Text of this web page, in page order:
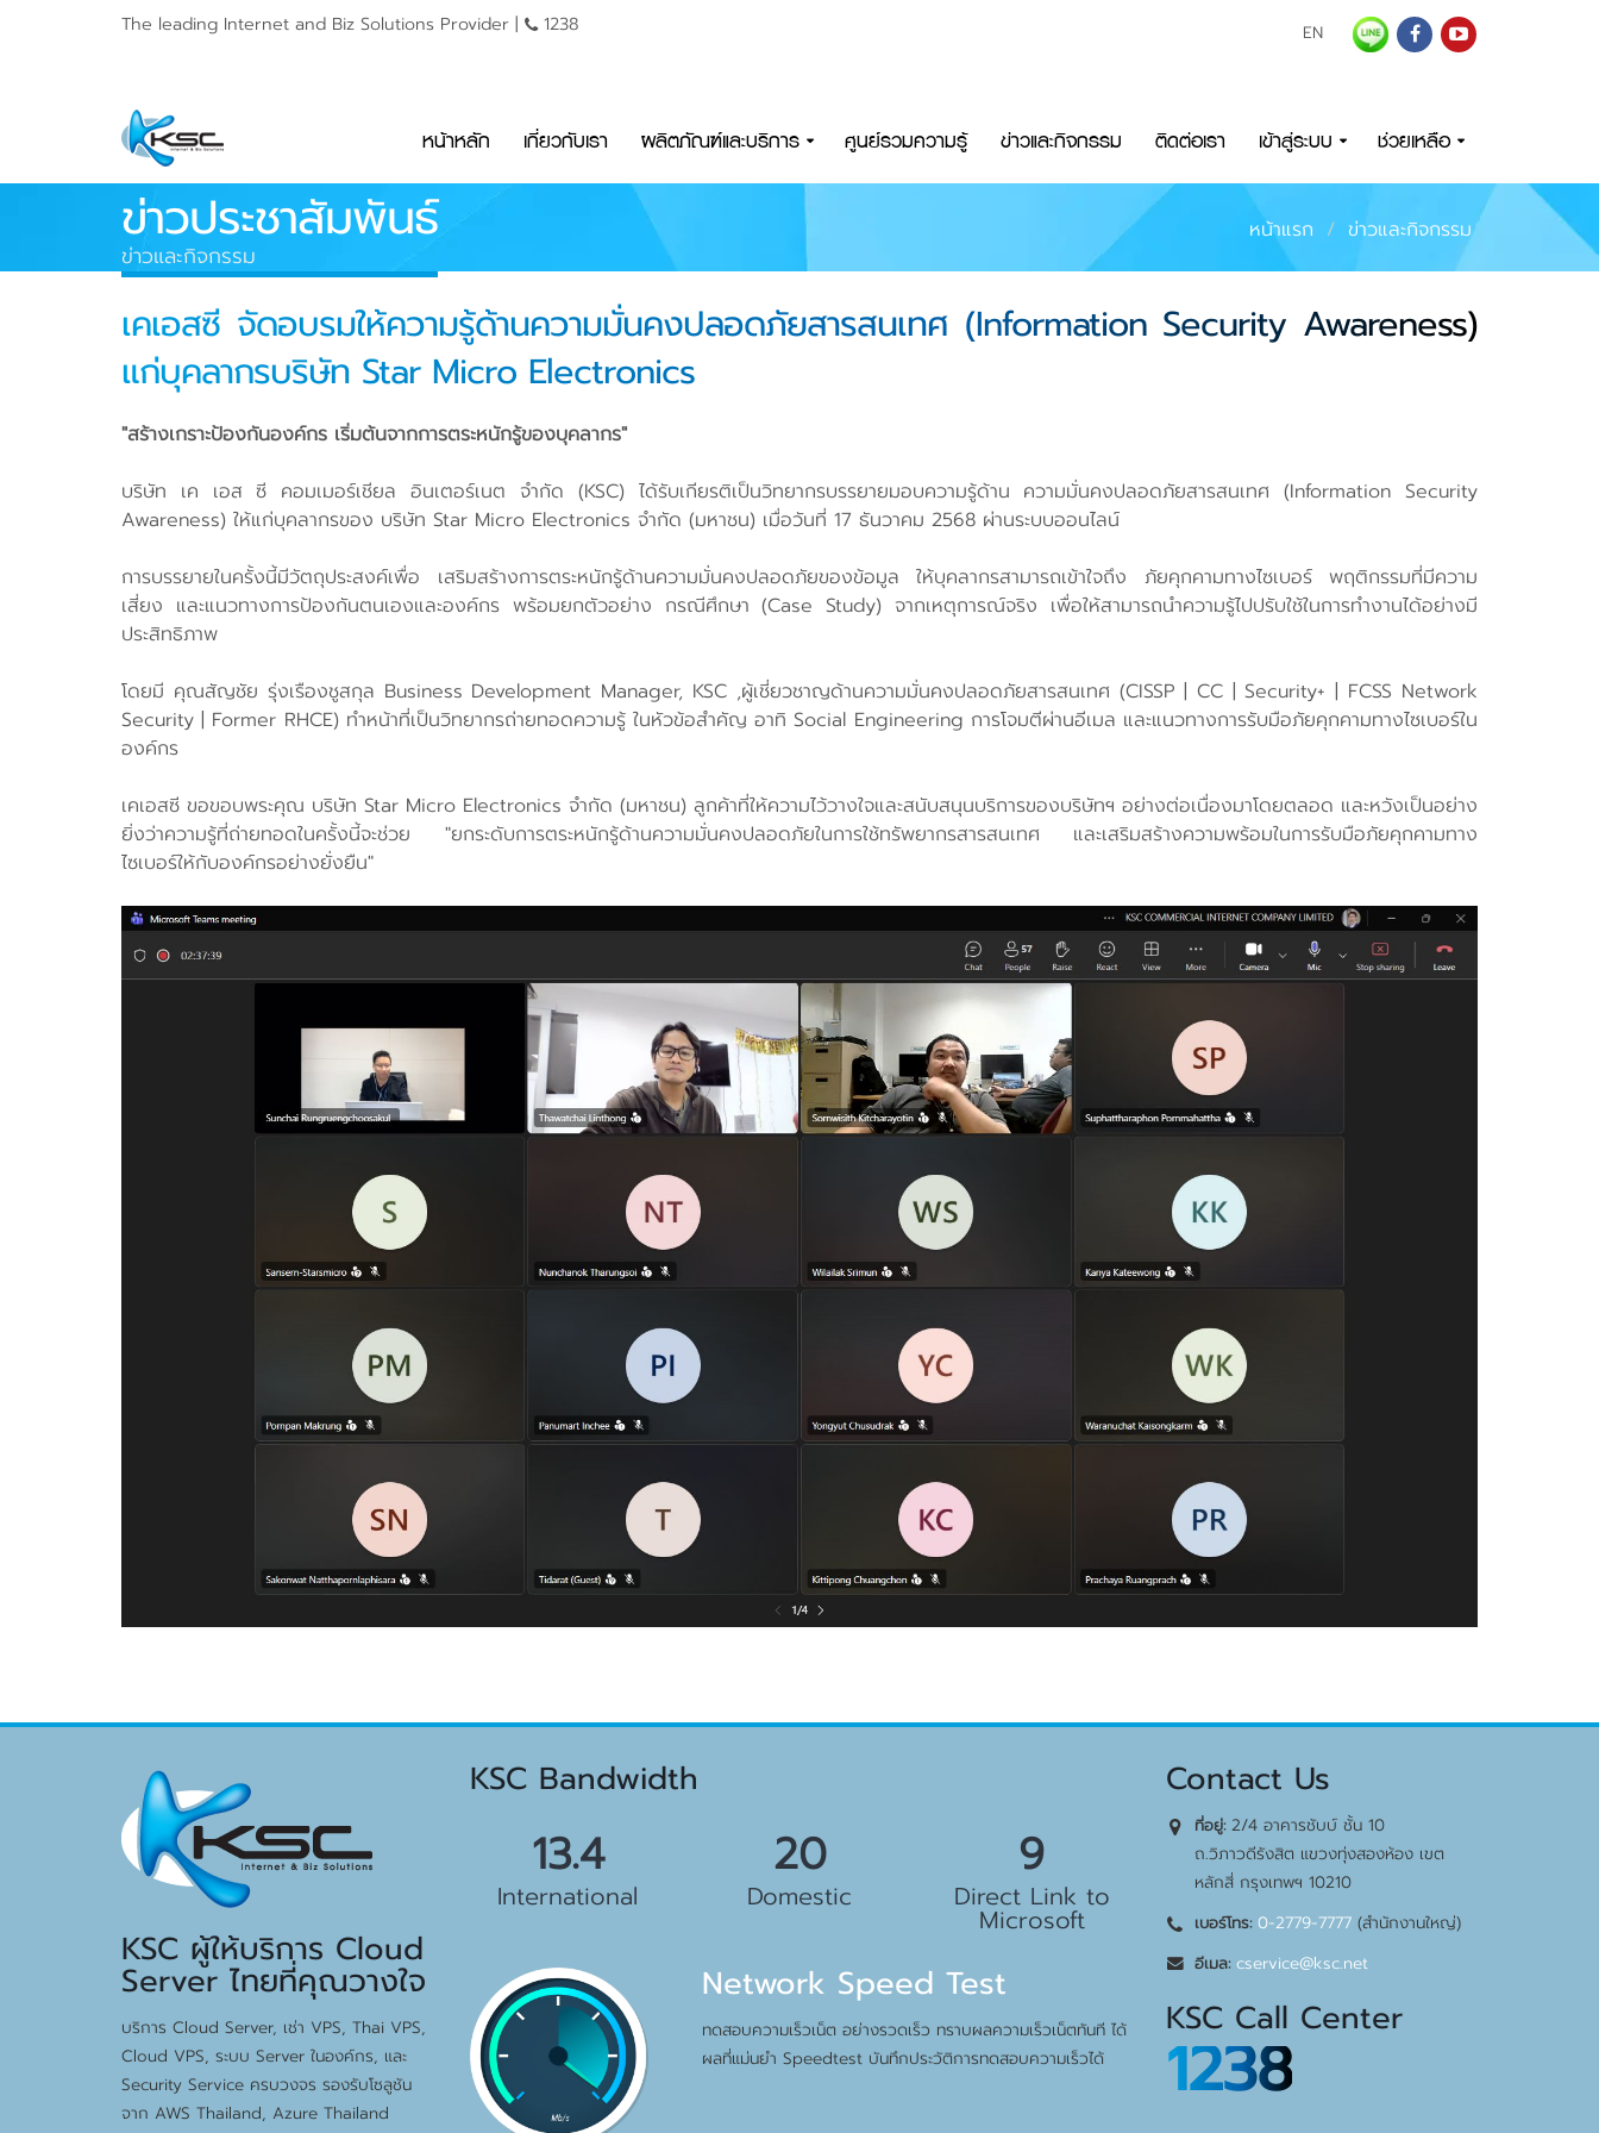
The leading Internet and Biz Solutions Provider | 1238 EN
หน้าหลัก เกี่ยวกับเรา ผลิตภัณฑ์และบริการ ศูนย์รวมความรู้ ข่าวและกิจกรรม ติดต่อเรา เข้าสู่ระบบ ช่วยเหลือ
ข่าวประชาสัมพันธ์
ข่าวและกิจกรรม
หน้าแรก ข่าวและกิจกรรม
เคเอสซี จัดอบรมให้ความรู้ด้านความมั่นคงปลอดภัยสารสนเทศ (Information Security Awareness)
แก่บุคลากรบริษัท Star Micro Electronics
"สร้างเกราะป้องกันองค์กร เริ่มต้นจากการตระหนักรู้ของบุคลากร"
บริษัท เค เอส ซี คอมเมอร์เชียล อินเตอร์เนต จำกัด (KSC) ได้รับเกียรติเป็นวิทยากรบรรยายมอบความรู้ด้าน ความมั่นคงปลอดภัยสารสนเทศ (Information Security
Awareness) ให้แก่บุคลากรของ บริษัท Star Micro Electronics จำกัด (มหาชน) เมื่อวันที่ 17 ธันวาคม 2568 ผ่านระบบออนไลน์
การบรรยายในครั้งนี้มีวัตถุประสงค์เพื่อ เสริมสร้างการตระหนักรู้ด้านความมั่นคงปลอดภัยของข้อมูล ให้บุคลากรสามารถเข้าใจถึง ภัยคุกคามทางไซเบอร์ พฤติกรรมที่มีความ
เสี่ยง และแนวทางการป้องกันตนเองและองค์กร พร้อมยกตัวอย่าง กรณีศึกษา (Case Study) จากเหตุการณ์จริง เพื่อให้สามารถนำความรู้ไปปรับใช้ในการทำงานได้อย่างมี
ประสิทธิภาพ
โดยมี คุณสัญชัย รุ่งเรืองชูสกุล Business Development Manager, KSC ,ผู้เชี่ยวชาญด้านความมั่นคงปลอดภัยสารสนเทศ (CISSP | CC | Security+ | FCSS Network
Security | Former RHCE) ทำหน้าที่เป็นวิทยากรถ่ายทอดความรู้ ในหัวข้อสำคัญ อาทิ Social Engineering การโจมตีผ่านอีเมล และแนวทางการรับมือภัยคุกคามทางไซเบอร์ใน
องค์กร
เคเอสซี ขอขอบพระคุณ บริษัท Star Micro Electronics จำกัด (มหาชน) ลูกค้าที่ให้ความไว้วางใจและสนับสนุนบริการของบริษัทฯ อย่างต่อเนื่องมาโดยตลอด และหวังเป็นอย่าง
ยิ่งว่าความรู้ที่ถ่ายทอดในครั้งนี้จะช่วย "ยกระดับการตระหนักรู้ด้านความมั่นคงปลอดภัยในการใช้ทรัพยากรสารสนเทศ และเสริมสร้างความพร้อมในการรับมือภัยคุกคามทาง
ไซเบอร์ให้กับองค์กรอย่างยั่งยืน"
KSC ผู้ให้บริการ Cloud
Server ไทยที่คุณวางใจ
บริการ Cloud Server, เช่า VPS, Thai VPS,
Cloud VPS, ระบบ Server ในองค์กร, และ
Security Service ครบวงจร รองรับโซลูชัน
จาก AWS Thailand, Azure Thailand
KSC Bandwidth
15.5 Gbps
International
23 Gbps
Domestic
10 Gbps
Direct Link to
Microsoft
Network Speed Test
ทดสอบความเร็วเน็ต อย่างรวดเร็ว ทราบผลความเร็วเน็ตทันที ได้
ผลที่แม่นยำ Speedtest บันทึกประวัติการทดสอบความเร็วได้
Contact Us
ที่อยู่:2/4 อาคารชับบ์ ชั้น 10
ถ.วิภาวดีรังสิต แขวงทุ่งสองห้อง เขต
หลักสี่ กรุงเทพฯ 10210
เบอร์โทร: 0-2779-7777(สำนักงานใหญ่)
อีเมล: cservice@ksc.net
KSC Call Center
1238